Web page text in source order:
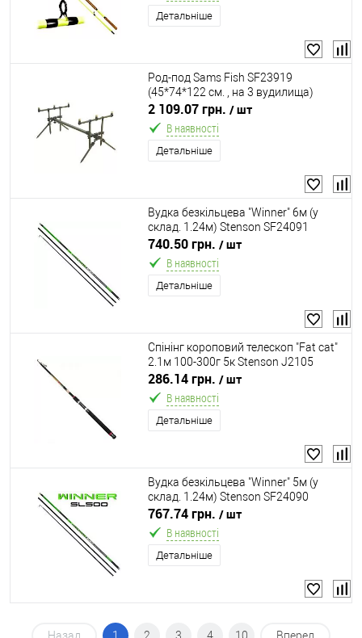
Детальніше
Род-под Sams Fish SF23919
(45*74*122 см. , на 3 вудилища)
2 109.07 грн. / шт
В наявності
Детальніше
Вудка безкільцева "Winner" 6м (у
склад. 1.24м) Stenson SF24091
740.50 грн. / шт
В наявності
Детальніше
Спінінг короповий телескоп "Fat сat"
2.1м 100-300г 5к Stenson J2105
286.14 грн. / шт
В наявності
Детальніше
Вудка безкільцева "Winner" 5м (у
склад. 1.24м) Stenson SF24090
767.74 грн. / шт
В наявності
Детальніше